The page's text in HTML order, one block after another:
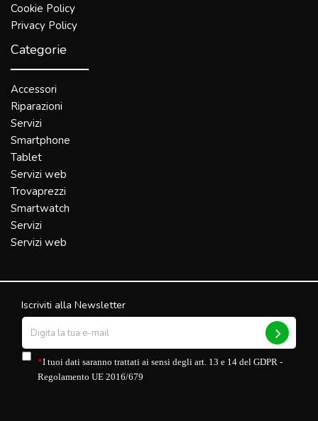
Cookie Policy
Privacy Policy
Categorie
Accessori
Riparazioni
Servizi
Smartphone
Tablet
Servizi web
Trovaprezzi
Smartwatch
Servizi
Servizi web
Iscriviti alla Newsletter
*I tuoi dati saranno trattati ai sensi degli art. 13 e 14 del GDPR -
Regolamento UE 2016/679